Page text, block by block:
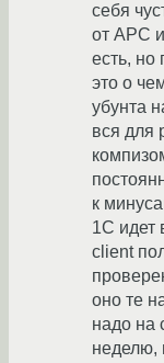
себя
от APC
есть, но
это о
убунта
вся для
к
1С идет
client
оно те
надо на
неделю,